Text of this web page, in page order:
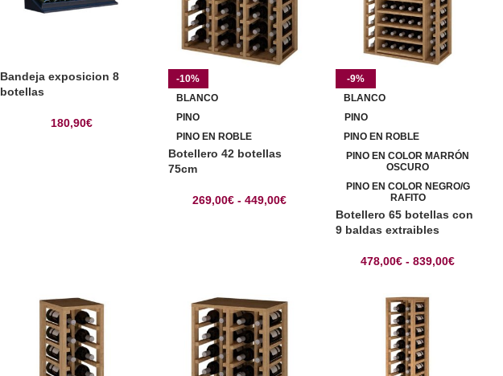
Bandeja exposicion 8
botellas
180,90€
-10%
BLANCO
PINO
PINO EN ROBLE
Botellero 42 botellas
75cm
269,00€ - 449,00€
-9%
BLANCO
PINO
PINO EN ROBLE
PINO EN COLOR MARRÓN
OSCURO
PINO EN COLOR NEGRO/G
RAFITO
Botellero 65 botellas con
9 baldas extraibles
478,00€ - 839,00€